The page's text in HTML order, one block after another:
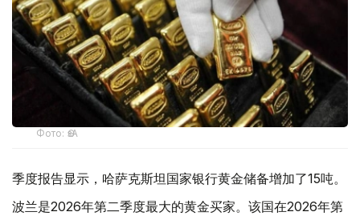
Фото: ӨзА
季度报告显示，哈萨克斯坦国家银行黄金储备增加了15吨。
波兰是2026年第二季度最大的黄金买家。该国在2026年第